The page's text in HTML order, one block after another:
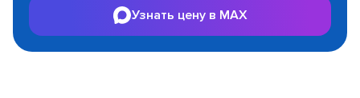
Узнать цену в MAX